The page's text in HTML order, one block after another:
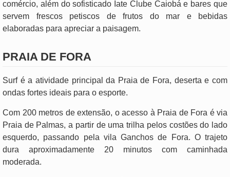
comércio, além do sofisticado Iate Clube Caiobá e bares que
servem frescos petiscos de frutos do mar e bebidas
elaboradas para apreciar a paisagem.
PRAIA DE FORA
Surf é a atividade principal da Praia de Fora, deserta e com
ondas fortes ideais para o esporte.
Com 200 metros de extensão, o acesso à Praia de Fora é via
Praia de Palmas, a partir de uma trilha pelos costões do lado
esquerdo, passando pela vila Ganchos de Fora. O trajeto
dura aproximadamente 20 minutos com caminhada
moderada.